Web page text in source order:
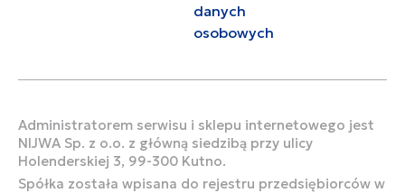
danych
osobowych
Administratorem serwisu i sklepu internetowego jest
NIJWA Sp. z o.o. z główną siedzibą przy ulicy
Holenderskiej 3, 99-300 Kutno.
Spółka została wpisana do rejestru przedsiębiorców w